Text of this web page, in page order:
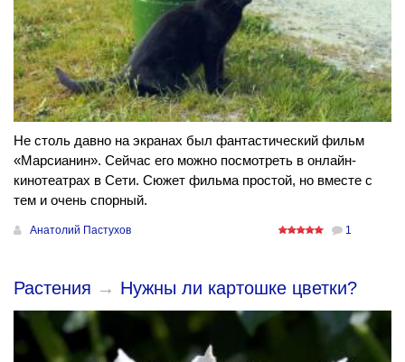
Не столь давно на экранах был фантастический фильм
«Марсианин». Сейчас его можно посмотреть в онлайн-
кинотеатрах в Сети. Сюжет фильма простой, но вместе с
тем и очень спорный.
Анатолий Пастухов 1
Растения → Нужны ли картошке цветки?